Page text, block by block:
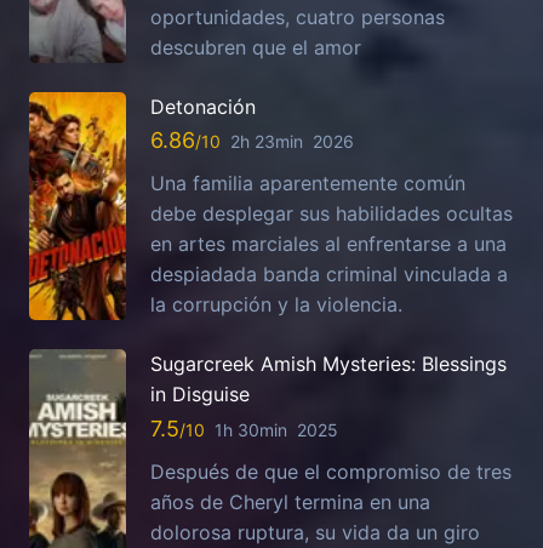
oportunidades, cuatro personas
descubren que el amor
Detonación
6.86 2h 23min 2026
Una familia aparentemente común
debe desplegar sus habilidades ocultas
en artes marciales al enfrentarse a una
despiadada banda criminal vinculada a
la corrupción y la violencia.
Sugarcreek Amish Mysteries: Blessings
in Disguise
7.5 1h 30min 2025
Después de que el compromiso de tres
años de Cheryl termina en una
dolorosa ruptura, su vida da un giro